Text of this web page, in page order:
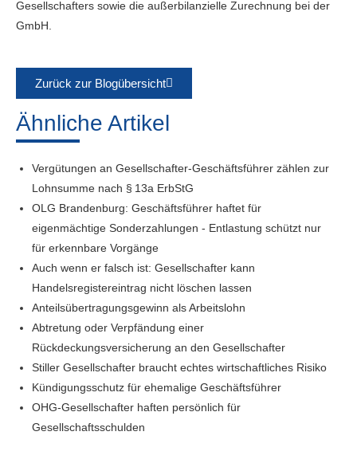
Ähnliche Artikel
Vergütungen an Gesellschafter-Geschäftsführer zählen zur
Lohnsumme nach § 13a ErbStG
OLG Brandenburg: Geschäftsführer haftet für
eigenmächtige Sonderzahlungen - Entlastung schützt nur
für erkennbare Vorgänge
Auch wenn er falsch ist: Gesellschafter kann
Handelsregistereintrag nicht löschen lassen
Anteilsübertragungsgewinn als Arbeitslohn
Abtretung oder Verpfändung einer
Rückdeckungsversicherung an den Gesellschafter
Stiller Gesellschafter braucht echtes wirtschaftliches Risiko
Kündigungsschutz für ehemalige Geschäftsführer
OHG-Gesellschafter haften persönlich für
Gesellschaftsschulden
Gesellschafters sowie die außerbilanzielle Zurechnung bei der
GmbH.
Zurück zur Blogübersicht